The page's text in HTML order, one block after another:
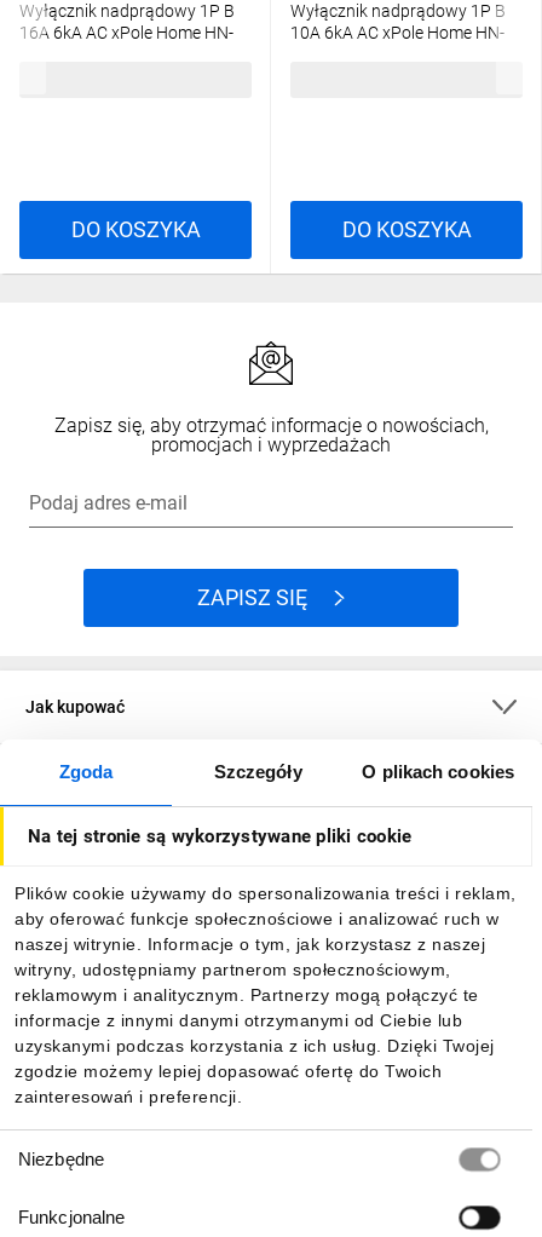
Zgoda Szczegóły O plikach cookies
Na tej stronie są wykorzystywane pliki cookie
Plików cookie używamy do spersonalizowania treści i reklam,
aby oferować funkcje społecznościowe i analizować ruch w
naszej witrynie. Informacje o tym, jak korzystasz z naszej
witryny, udostępniamy partnerom społecznościowym,
reklamowym i analitycznym. Partnerzy mogą połączyć te
informacje z innymi danymi otrzymanymi od Ciebie lub
uzyskanymi podczas korzystania z ich usług. Dzięki Twojej
zgodzie możemy lepiej dopasować ofertę do Twoich
zainteresowań i preferencji.
zgody
Niezbędne
Funkcjonalne
Wyłącznik nadprądowy 1P B
16A 6kA AC xPole Home HN-
DO KOSZYKA
Wyłącznik nadprądowy 1P B
10A 6kA AC xPole Home HN-
DO KOSZYKA
Zapisz się, aby otrzymać informacje o nowościach,
promocjach i wyprzedażach
Podaj adres e-mail
ZAPISZ SIĘ
Jak kupować
O firmie
Informacje
Pobierz naszą aplikację mobilną: